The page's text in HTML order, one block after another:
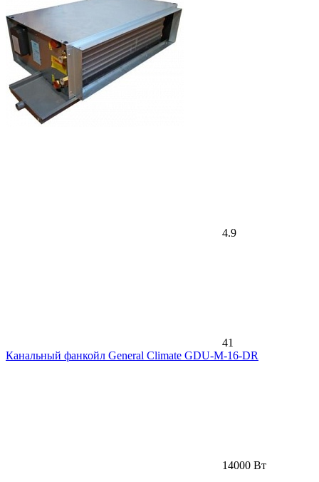
4.9
41
Канальный фанкойл General Climate GDU-M-16-DR
14000 Вт